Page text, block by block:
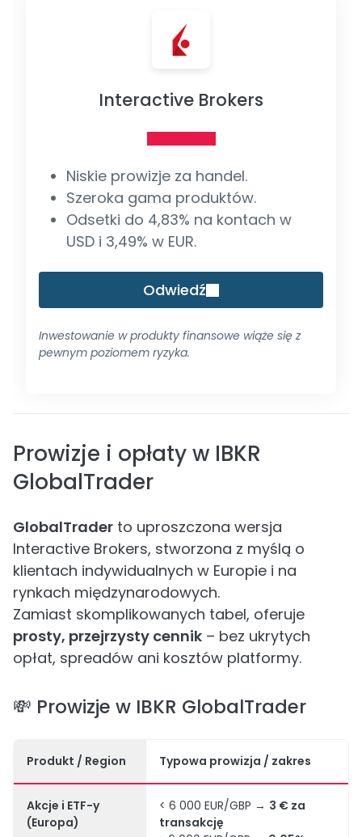
Interactive Brokers
Niskie prowizje za handel.
Szeroka gama produktów.
Odsetki do 4,83% na kontach w
USD i 3,49% w EUR.
Odwiedź
Inwestowanie w produkty finansowe wiąże się z
pewnym poziomem ryzyka.
Prowizje i opłaty w IBKR
GlobalTrader
GlobalTrader to uproszczona wersja
Interactive Brokers, stworzona z myślą o
klientach indywidualnych w Europie i na
rynkach międzynarodowych.
Zamiast skomplikowanych tabel, oferuje
prosty, przejrzysty cennik – bez ukrytych
opłat, spreadów ani kosztów platformy.
💸 Prowizje w IBKR GlobalTrader
Produkt / Region Typowa prowizja / zakres
Akcje i ETF-y
(Europa)
< 6 000 EUR/GBP → 3 € za
transakcję